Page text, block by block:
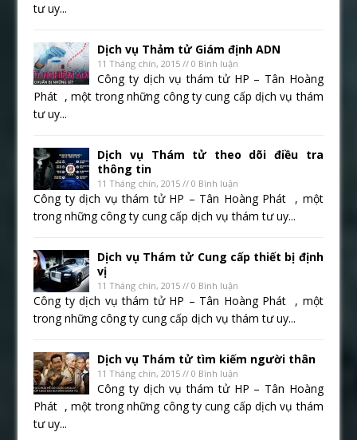
tư uy...
Dịch vụ Thảm tử Giám định ADN
11 Tháng chín, 2015 // 0 Bình luận
Công ty dịch vụ thám tử HP – Tân Hoàng
Phát , một trong những công ty cung cấp dịch vụ thám
tư uy...
Dịch vụ Thám tử theo dõi điều tra
thông tin
11 Tháng chín, 2015 // 0 Bình luận
Công ty dịch vụ thám tử HP – Tân Hoàng Phát , một
trong những công ty cung cấp dịch vụ thám tư uy...
Dịch vụ Thám tử Cung cấp thiết bị định
vị
11 Tháng chín, 2015 // 0 Bình luận
Công ty dịch vụ thám tử HP – Tân Hoàng Phát , một
trong những công ty cung cấp dịch vụ thám tư uy...
Dịch vụ Thám tử tìm kiếm người thân
11 Tháng chín, 2015 // 0 Bình luận
Công ty dịch vụ thám tử HP – Tân Hoàng
Phát , một trong những công ty cung cấp dịch vụ thám
tư uy...